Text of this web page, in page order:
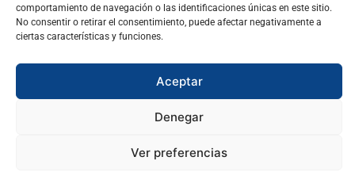
comportamiento de navegación o las identificaciones únicas en este sitio.
No consentir o retirar el consentimiento, puede afectar negativamente a
ciertas características y funciones.
Aceptar
Denegar
Ver preferencias